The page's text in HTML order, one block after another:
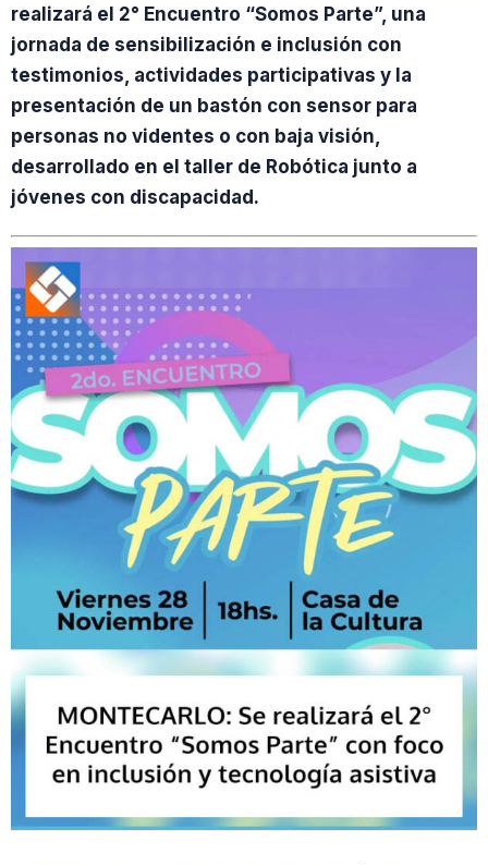
realizará el 2° Encuentro “Somos Parte”, una
jornada de sensibilización e inclusión con
testimonios, actividades participativas y la
presentación de un bastón con sensor para
personas no videntes o con baja visión,
desarrollado en el taller de Robótica junto a
jóvenes con discapacidad.